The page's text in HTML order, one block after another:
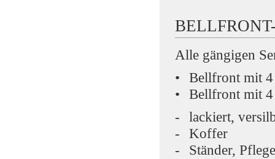
Alle gängigen
Bellfront mit 4
Bellfront mit 4
lackiert,
Koffer
Ständer,